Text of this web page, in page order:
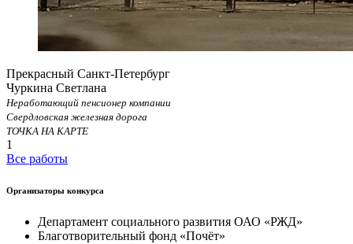
Прекрасный Санкт-Петербург
Чуркина Светлана
Неработающий пенсионер компании
Свердловская железная дорога
ТОЧКА НА КАРТЕ
1
Все работы
Организаторы конкурса
Департамент социального развития ОАО «РЖД»
Благотворительный фонд «Почёт»